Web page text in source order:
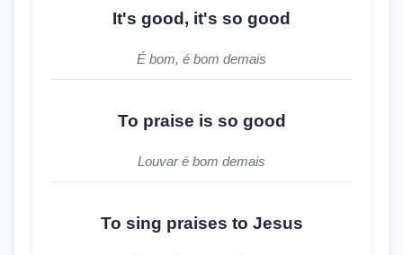
It's good, it's so good
É bom, é bom demais
To praise is so good
Louvar é bom demais
To sing praises to Jesus